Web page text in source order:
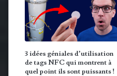
3 idées géniales d’utilisation
de tags NFC qui montrent à
quel point ils sont puissants !